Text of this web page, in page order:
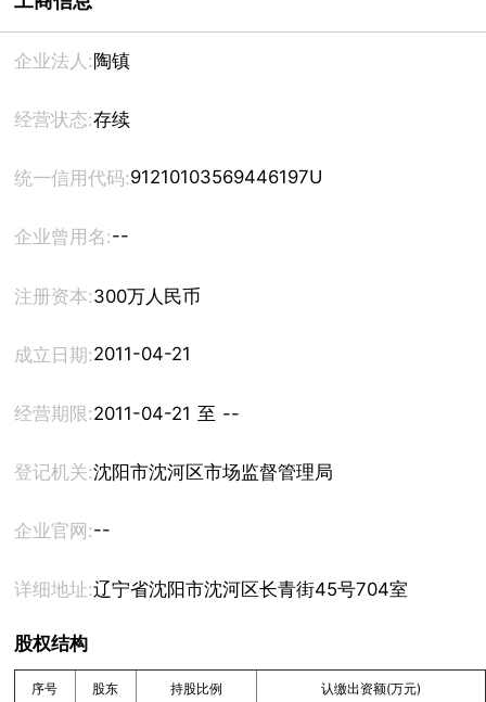
企业法人: 陶镇
经营状态:存续
统一信用代码:91210103569446197U
企业曾用名:--
注册资本:300万人民币
成立日期:2011-04-21
经营期限: 2011-04-21 至 --
登记机关:沈阳市沈河区市场监督管理局
企业官网:--
详细地址:辽宁省沈阳市沈河区长青街45号704室
股权结构
序号 股东 持股比例 认缴出资额(万元)